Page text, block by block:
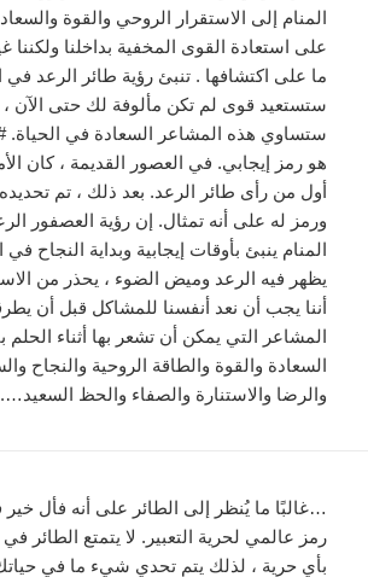
المنام إلى الاستقرار الروحي والقوة
على استعادة القوى المخفية بداخلنا ولكننا
ما على اكتشافها . تنبئ رؤية طائر الرعد في
ستستعيد قوى لم تكن مألوفة لك حتى الآن ،
ستساوي هذه المشاعر السعادة في الحياة.
هو رمز إيجابي. في العصور القديمة ، كان
أول من رأى طائر الرعد. بعد ذلك ، تم
ورمز له على أنه تمثال. إن رؤية العصفور
المنام ينبئ بأوقات إيجابية وبداية النجاح في
يظهر فيه الرعد وميض الضوء ، يحذر من
أننا يجب أن نعد أنفسنا للمشاكل قبل أن
المشاعر التي يمكن أن تشعر بها أثناء
السعادة والقوة والطاقة الروحية والنجاح
والرضا والاستنارة والصفاء والحظ السعيد….
…غالبًا ما يُنظر إلى الطائر على أنه فأل خير
رمز عالمي لحرية التعبير. لا يتمتع الطائر
بأي حرية ، لذلك يتم تحدي شيء ما في